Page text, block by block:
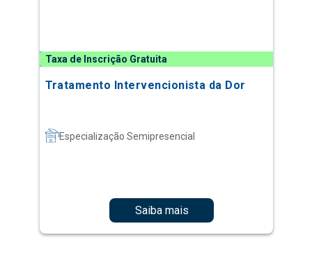
Taxa de Inscrição Gratuita
Tratamento Intervencionista da Dor
Especialização Semipresencial
Saiba mais